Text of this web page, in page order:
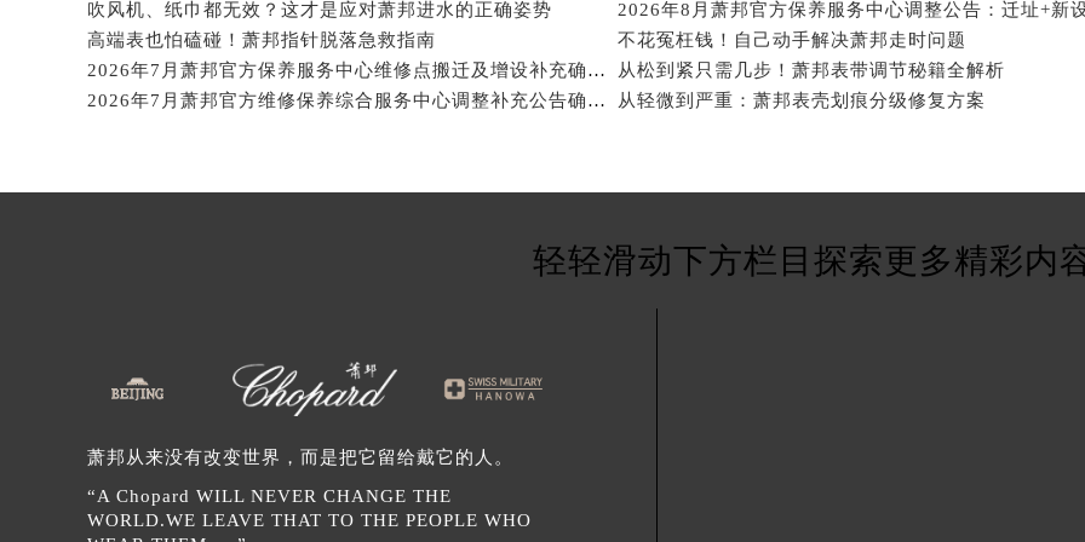
内蒙古自治区阿拉善盟市左旗土尔扈特大街萧邦售后服务中心（需提前预约）
内蒙古自治区巴彦淖尔市临河区新华街萧邦售后服务中心（需提前预约）
内蒙古自治区包头市青山区幸福路甲3号王府井百货名表维修萧邦售后服务中心（需提前预约）
内蒙古自治区赤峰市红山区哈达街萧邦售后服务中心（需提前预约）
内蒙古自治区乌海市海勃湾区人民南路萧邦售后服务中心（需提前预约）
内蒙古自治区乌兰察布市集宁区恩和大街萧邦售后服务中心（需提前预约）
内蒙古自治区锡林郭勒盟市锡林浩特市光明街与额尔敦路交叉口萧邦售后服务中心（需提前预约）
山西省大同市平城区迎宾街萧邦售后服务中心（需提前预约）
山西省晋城市城区黄华街萧邦售后服务中心（需提前预约）
山西省晋中市榆次区顺城街萧邦售后服务中心（需提前预约）
山西省吕梁市离石区永宁中路与建设街交叉口萧邦售后服务中心（需提前预约）
吹风机、纸巾都无效？这才是应对萧邦进水的正确姿势
2026年8月萧邦官方保养服务中心调整公告：迁址+新
高端表也怕磕碰！萧邦指针脱落急救指南
不花冤枉钱！自己动手解决萧邦走时问题
2026年7月萧邦官方保养服务中心维修点搬迁及增设补充确认正式发布
从松到紧只需几步！萧邦表带调节秘籍全解析
2026年7月萧邦官方维修保养综合服务中心调整补充公告确认终稿发布
从轻微到严重：萧邦表壳划痕分级修复方案
轻轻滑动下方栏目探索更多精彩内
萧邦从来没有改变世界，而是把它留给戴它的人。
“A Chopard WILL NEVER CHANGE THE
WORLD.WE LEAVE THAT TO THE PEOPLE WHO